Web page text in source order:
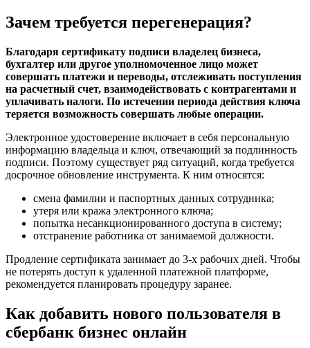
Зачем требуется перегенерация?
Благодаря сертификату подписи владелец бизнеса,
бухгалтер или другое уполномоченное лицо может
совершать платежи и переводы, отслеживать поступления
на расчетный счет, взаимодействовать с контрагентами и
уплачивать налоги. По истечении периода действия ключа
теряется возможность совершать любые операции.
Электронное удостоверение включает в себя персональную
информацию владельца и ключ, отвечающий за подлинность
подписи. Поэтому существует ряд ситуаций, когда требуется
досрочное обновление инструмента. К ним относятся:
смена фамилии и паспортных данных сотрудника;
утеря или кража электронного ключа;
попытка несанкционированного доступа в систему;
отстранение работника от занимаемой должности.
Продление сертификата занимает до 3-х рабочих дней. Чтобы
не потерять доступ к удаленной платежной платформе,
рекомендуется планировать процедуру заранее.
Как добавить нового пользователя в
сбербанк бизнес онлайн